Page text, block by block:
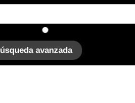
avanzada